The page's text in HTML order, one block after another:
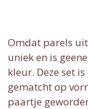
Omdat parels
uniek en is
kleur. Deze set
gematcht op
paartje